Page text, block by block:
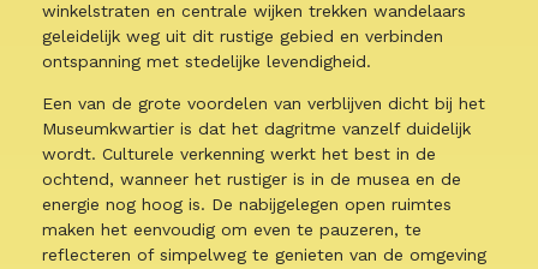
winkelstraten en centrale wijken trekken wandelaars
geleidelijk weg uit dit rustige gebied en verbinden
ontspanning met stedelijke levendigheid.
Een van de grote voordelen van verblijven dicht bij het
Museumkwartier is dat het dagritme vanzelf duidelijk
wordt. Culturele verkenning werkt het best in de
ochtend, wanneer het rustiger is in de musea en de
energie nog hoog is. De nabijgelegen open ruimtes
maken het eenvoudig om even te pauzeren, te
reflecteren of simpelweg te genieten van de omgeving